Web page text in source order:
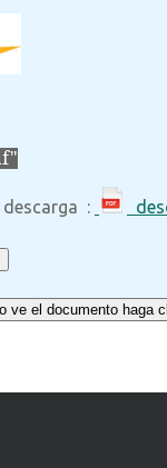
:
ve el documento haga